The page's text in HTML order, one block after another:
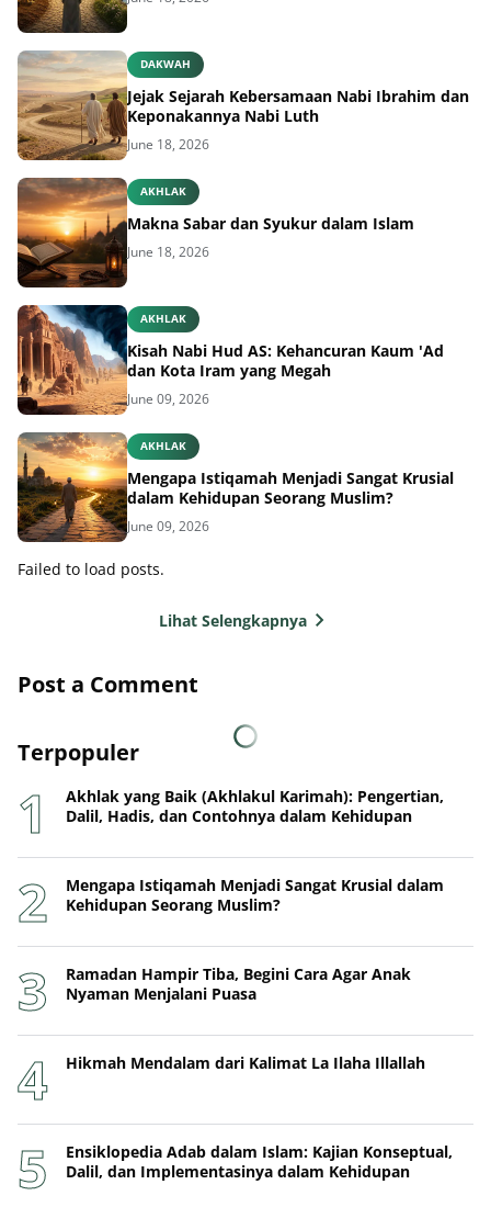
DAKWAH
Jejak Sejarah Kebersamaan Nabi Ibrahim dan
Keponakannya Nabi Luth
June 18, 2026
AKHLAK
Makna Sabar dan Syukur dalam Islam
June 18, 2026
AKHLAK
Kisah Nabi Hud AS: Kehancuran Kaum 'Ad
dan Kota Iram yang Megah
June 09, 2026
AKHLAK
Mengapa Istiqamah Menjadi Sangat Krusial
dalam Kehidupan Seorang Muslim?
June 09, 2026
Failed to load posts.
Lihat Selengkapnya
Post a Comment
Terpopuler
Akhlak yang Baik (Akhlakul Karimah): Pengertian,
Dalil, Hadis, dan Contohnya dalam Kehidupan
Mengapa Istiqamah Menjadi Sangat Krusial dalam
Kehidupan Seorang Muslim?
Ramadan Hampir Tiba, Begini Cara Agar Anak
Nyaman Menjalani Puasa
Hikmah Mendalam dari Kalimat La Ilaha Illallah
Ensiklopedia Adab dalam Islam: Kajian Konseptual,
Dalil, dan Implementasinya dalam Kehidupan